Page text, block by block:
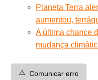
Planeta Terra
aumentou,
A última chance
mudança
⚠️ Comunicar erro